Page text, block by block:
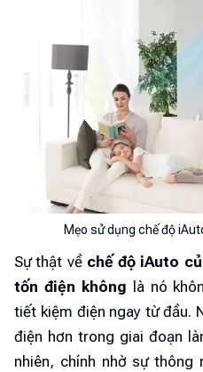
Mẹo sử dụng chế độ
Sự thật về chế độ iAuto
tốn điện không là nó
tiết kiệm điện ngay từ đầu.
điện hơn trong giai đoạn
nhiên, chính nhờ sự thông